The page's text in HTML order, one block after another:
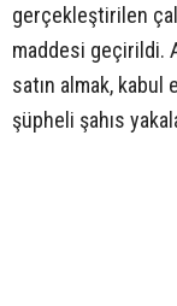
gerçekleştirilen
maddesi geçirildi.
satın almak, kabul
şüpheli şahıs